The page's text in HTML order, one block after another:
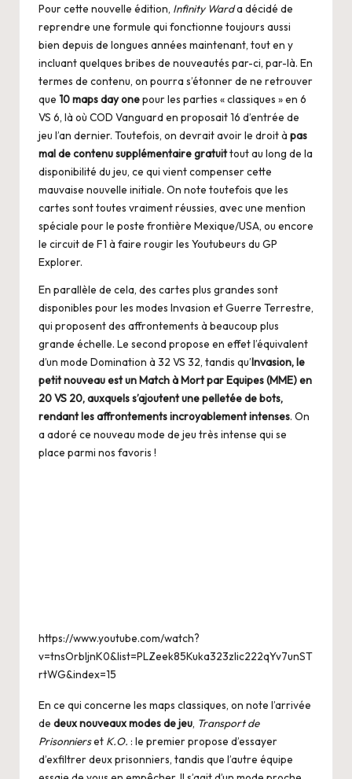
Pour cette nouvelle édition, Infinity Warda décidé de
reprendre une formule qui fonctionne toujours aussi
bien depuis de longues années maintenant, tout en y
incluant quelques bribes de nouveautés par-ci, par-là. En
termes de contenu, on pourra s’étonner de ne retrouver
que 10 maps day onepour les parties « classiques » en 6
VS 6, là où COD Vanguard en proposait 16 d’entrée de
jeu l’an dernier. Toutefois, on devrait avoir le droit à pas
mal de contenu supplémentaire gratuittout au long de la
disponibilité du jeu, ce qui vient compenser cette
mauvaise nouvelle initiale. On note toutefois que les
cartes sont toutes vraiment réussies, avec une mention
spéciale pour le poste frontière Mexique/USA, ou encore
le circuit de F1 à faire rougir les Youtubeurs du GP
Explorer.
En parallèle de cela, des cartes plus grandes sont
disponibles pour les modes Invasion et Guerre Terrestre,
qui proposent des affrontements à beaucoup plus
grande échelle. Le second propose en effet l’équivalent
d’un mode Domination à 32 VS 32, tandis qu’Invasion, le
petit nouveau est un Match à Mort par Equipes (MME) en
20 VS 20, auxquels s’ajoutent une pelletée de bots,
rendant les affrontements incroyablement intenses. On
a adoré ce nouveau mode de jeu très intense qui se
place parmi nos favoris !
https://www.youtube.com/watch?
v=tnsOrbljnK0&list=PLZeek85Kuka323zlic222qYv7unST
rtWG&index=15
En ce qui concerne les maps classiques, on note l’arrivée
de deux nouveaux modes de jeu, Transport de
Prisonnierset K.O. : le premier propose d’essayer
d’exfiltrer deux prisonniers, tandis que l’autre équipe